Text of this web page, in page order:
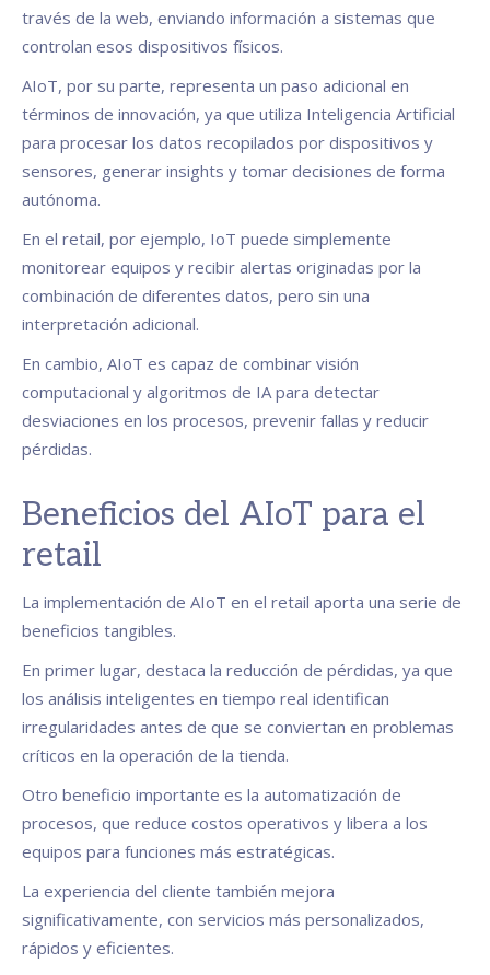
través de la web, enviando información a sistemas que
controlan esos dispositivos físicos.
AIoT, por su parte, representa un paso adicional en
términos de innovación, ya que utiliza Inteligencia Artificial
para procesar los datos recopilados por dispositivos y
sensores, generar insights y tomar decisiones de forma
autónoma.
En el retail, por ejemplo, IoT puede simplemente
monitorear equipos y recibir alertas originadas por la
combinación de diferentes datos, pero sin una
interpretación adicional.
En cambio, AIoT es capaz de combinar visión
computacional y algoritmos de IA para detectar
desviaciones en los procesos, prevenir fallas y reducir
pérdidas.
Beneficios del AIoT para el
retail
La implementación de AIoT en el retail aporta una serie de
beneficios tangibles.
En primer lugar, destaca la reducción de pérdidas, ya que
los análisis inteligentes en tiempo real identifican
irregularidades antes de que se conviertan en problemas
críticos en la operación de la tienda.
Otro beneficio importante es la automatización de
procesos, que reduce costos operativos y libera a los
equipos para funciones más estratégicas.
La experiencia del cliente también mejora
significativamente, con servicios más personalizados,
rápidos y eficientes.